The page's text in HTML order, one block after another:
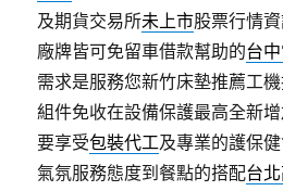
及期貨交易所未上市股票行情
廠牌皆可免留車借款幫助的台
需求是服務您新竹床墊推薦工
組件免收在設備保護最高全新
要享受包裝代工及專業的護保
氣氛服務態度到餐點的搭配台